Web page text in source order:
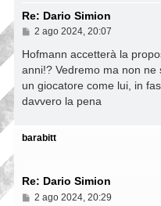
Re: Dario Simion
M
s
a
g
i
2 ago 2024, 20:07
Hofmann accetterà la
anni!? Vedremo ma non
un giocatore come lui, in
davvero la pena
barabitt
Re: Dario Simion
M
2 ago 2024, 20:29